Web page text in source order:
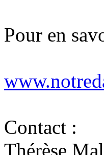
Pour en
Contact :
Thérèse